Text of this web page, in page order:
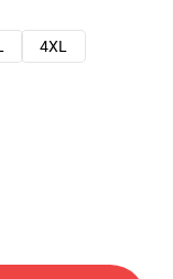
4XL